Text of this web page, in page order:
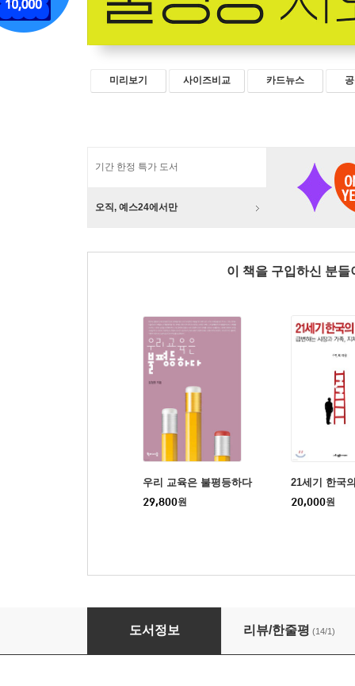
미리보기 사이즈비교 카드뉴스
기간 한정 특가 도서
오직, 예스24에서만
이 책을 구입하신 분
우리 교육은 불평등하다
29,800원
21세기 한국
20,000원
키워드로 읽는 불평등사회
도서정보 리뷰/한줄평 (14/1)